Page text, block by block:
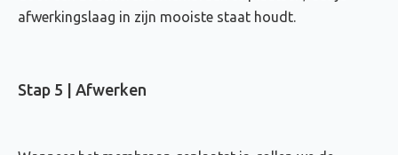
afwerkingslaag in zijn mooiste staat houdt.
Stap 5 | Afwerken